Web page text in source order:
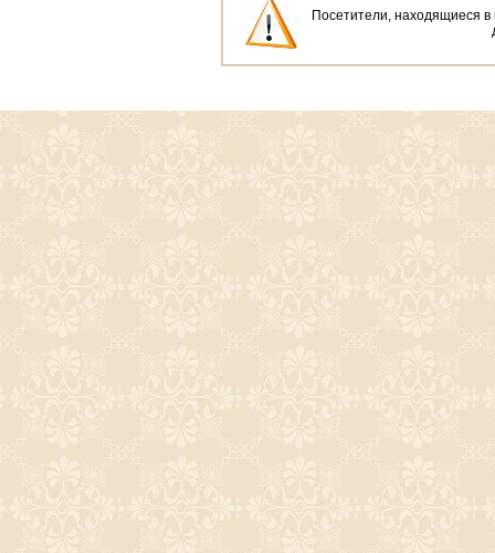
Посетители, находящиеся в